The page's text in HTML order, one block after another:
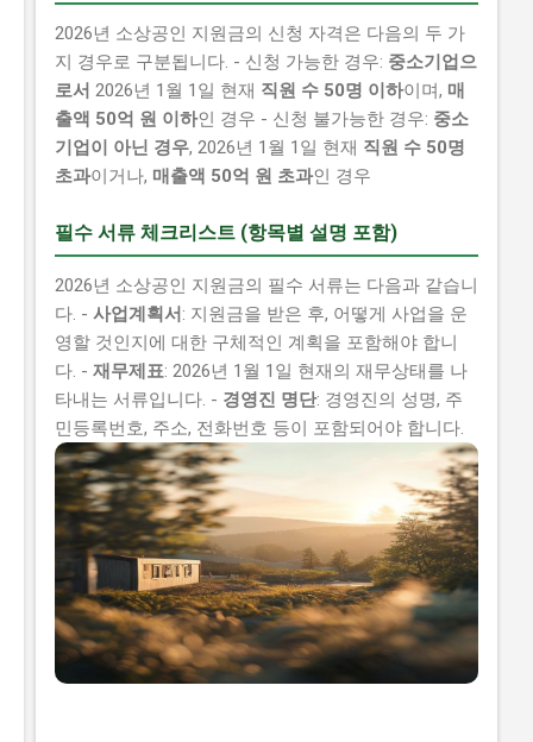
2026년 소상공인 지원금의 신청 자격은 다음의 두 가
지 경우로 구분됩니다. - 신청 가능한 경우: 중소기업으
로서 2026년 1월 1일 현재 직원 수 50명 이하이며, 매
출액 50억 원 이하인 경우 - 신청 불가능한 경우: 중소
기업이 아닌 경우, 2026년 1월 1일 현재 직원 수 50명
초과이거나, 매출액 50억 원 초과인 경우
필수 서류 체크리스트 (항목별 설명 포함)
2026년 소상공인 지원금의 필수 서류는 다음과 같습니
다. - 사업계획서 : 지원금을 받은 후, 어떻게 사업을 운
영할 것인지에 대한 구체적인 계획을 포함해야 합니
다. - 재무제표: 2026년 1월 1일 현재의 재무상태를 나
타내는 서류입니다. - 경영진 명단: 경영진의 성명, 주
민등록번호, 주소, 전화번호 등이 포함되어야 합니다.